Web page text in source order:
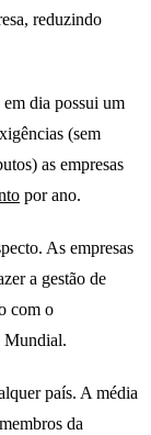
reduzindo
dia possui um
(sem
as empresas
por ano.
As empresas
a gestão de
com o
Mundial.
país. A média
da